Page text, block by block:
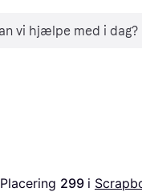
Placering 299 i